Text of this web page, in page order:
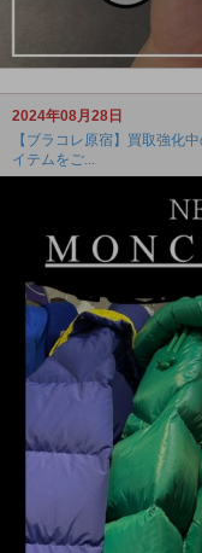
2024年08月28日
【ブラコレ原宿】買取強化
イテムをご...